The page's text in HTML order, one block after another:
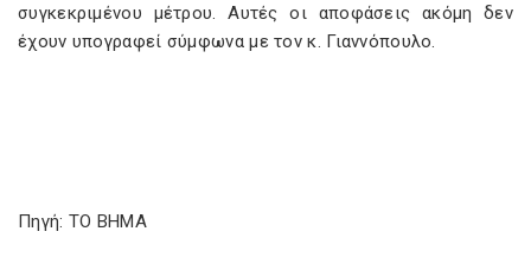
συγκεκριμένου μέτρου. Αυτές οι αποφάσεις ακόμη δεν
έχουν υπογραφεί σύμφωνα με τον κ. Γιαννόπουλο.
Πηγή: ΤΟ ΒΗΜΑ